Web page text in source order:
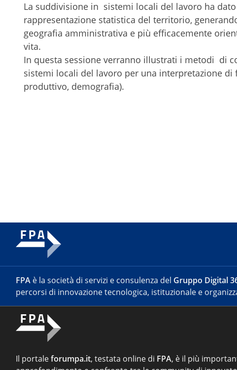
La suddivisione in sistemi locali del lavoro ha
rappresentazione statistica del territorio,
geografia amministrativa e più efficacemente
vita.
In questa sessione verranno illustrati i metodi di
sistemi locali del lavoro per una interpretazione
produttivo, demografia).
FPA è la società di servizi e consulenza del Gruppo Digital
percorsi di innovazione tecnologica, istituzionale e
Il portaleforumpa.it, testata online di FPA, è il più